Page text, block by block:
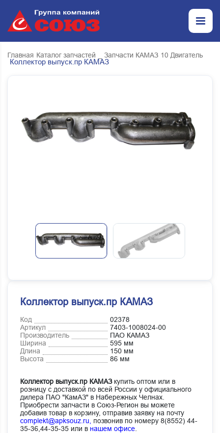
Главная Каталог запчастей _ Запчасти КАМАЗ 10 Двигатель
Коллектор выпуск.пр КАМАЗ
Коллектор выпуск.пр КАМАЗ
Код
02378
Артикул
7403-1008024-00
Производитель
ПАО КАМАЗ
Ширина
595 мм
Длина
150 мм
Высота
86 мм
Коллектор выпуск.пр КАМАЗкупить оптом или в
розницу с доставкой по всей России у официального
дилера ПАО "КамАЗ" в Набережных Челнах.
Приобрести запчасти в Союз-Регион вы можете
добавив товар в корзину, отправив заявку на почту
complekt@apksouz.ru,
позвонив по номеру 8(8552) 44-
35-36,44-35-35 или в нашем офисе